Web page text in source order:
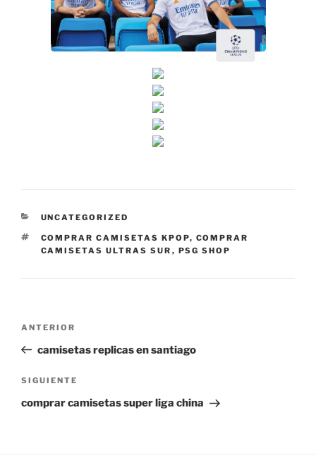
CATEGORÍAS
UNCATEGORIZED
ETIQUETAS
COMPRAR CAMISETAS KPOP, COMPRAR
CAMISETAS ULTRAS SUR , PSG SHOP
entradas
Entrada
anterior:
ANTERIOR
camisetas replicas en santiago
Siguiente
entrada
SIGUIENTE
comprar camisetas super liga china